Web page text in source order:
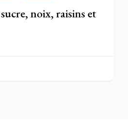
noix, raisins et